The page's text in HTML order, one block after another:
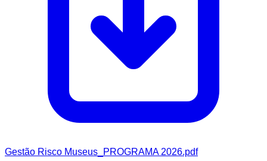
Gestão Risco Museus_PROGRAMA 2026.pdf